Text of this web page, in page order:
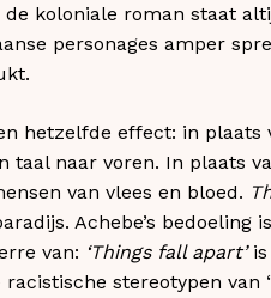
koloniale roman staat
personages amper
hetzelfde effect: in plaats
naar voren. In plaats
van vlees en bloed.
Achebe’s bedoeling
van: ‘Things fall apart’is
stereotypen van